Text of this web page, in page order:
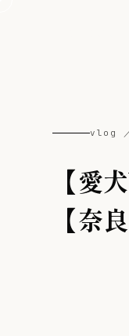
vlog
【愛
【奈